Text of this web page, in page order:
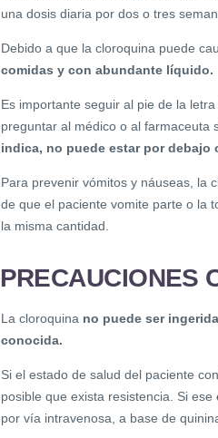
una dosis diaria por dos o tres
Debido a que la cloroquina puede
comidas y con abundante líquido.
Es importante seguir al pie de la
preguntar al médico o al farmaceuta
indica, no puede estar por debajo
Para prevenir vómitos y náuseas, la
de que el paciente vomite parte o la
la misma cantidad.
PRECAUCIONES
La cloroquina no puede ser
conocida.
Si el estado de salud del paciente
posible que exista resistencia. Si
por vía intravenosa, a base de